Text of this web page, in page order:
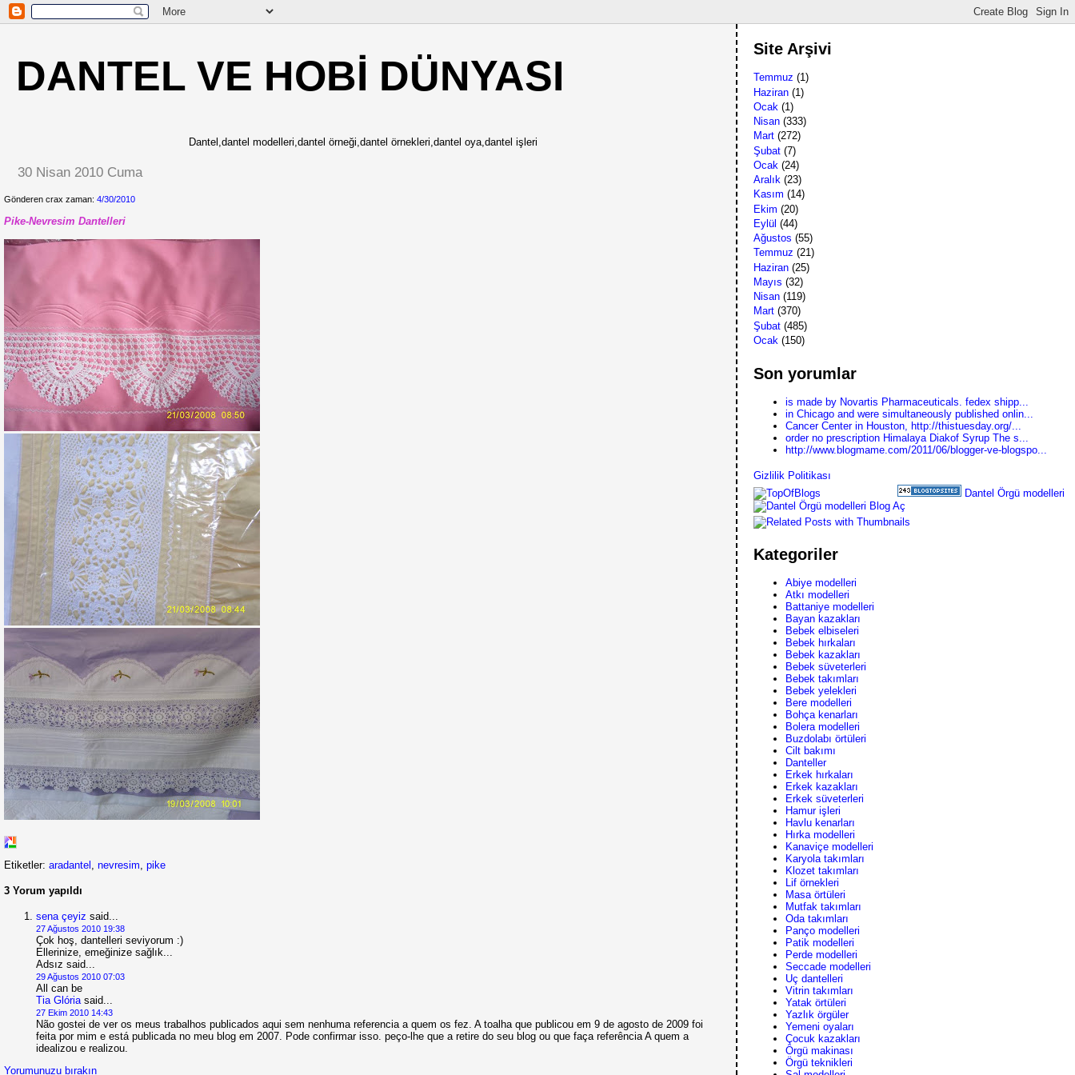
DANTEL VE HOBİ DÜNYASI
Dantel,dantel modelleri,dantel örneği,dantel örnekleri,dantel oya,dantel işleri
30 Nisan 2010 Cuma
Gönderen crax zaman: 4/30/2010
Pike-Nevresim Dantelleri
Etiketler: aradantel nevresim pike
3 Yorum yapıldı
sena çeyiz said...
27 Ağustos 2010 19:38
Çok hoş, dantelleri seviyorum :)
Ellerinize, emeğinize sağlık...
Adsız said...
29 Ağustos 2010 07:03
All can be
Tia Glóriasaid...
27 Ekim 2010 14:43
Não gostei de ver os meus trabalhos publicados aqui sem nenhuma referencia a quem os fez. A toalha que publicou em 9 de agosto de 2009 foi
feita por mim e está publicada no meu blog em 2007. Pode confirmar isso. peço-lhe que a retire do seu blog ou que faça referência A quem a
idealizou e realizou.
Yorumunuzu bırakın
Site Arşivi
Temmuz (1)
Haziran (1)
Ocak (1)
Nisan (333)
Mart (272)
Şubat (7)
Ocak (24)
Aralık (23)
Kasım (14)
Ekim (20)
Eylül (44)
Ağustos (55)
Temmuz (21)
Haziran (25)
Mayıs (32)
Nisan (119)
Mart (370)
Şubat (485)
Ocak (150)
Son yorumlar
is made by Novartis Pharmaceuticals. fedex shipp...
in Chicago and were simultaneously published onlin...
Cancer Center in Houston, http://thistuesday.org/...
order no prescription Himalaya Diakof Syrup The s...
http://www.blogmame.com/2011/06/blogger-ve-blogspo...
Gizlilik Politikası
Dantel Örgü modelleri
Blog Aç
Kategoriler
Abiye modelleri
Atkı modelleri
Battaniye modelleri
Bayan kazakları
Bebek elbiseleri
Bebek hırkaları
Bebek kazakları
Bebek süveterleri
Bebek takımları
Bebek yelekleri
Bere modelleri
Bohça kenarları
Bolera modelleri
Buzdolabı örtüleri
Cilt bakımı
Danteller
Erkek hırkaları
Erkek kazakları
Erkek süveterleri
Hamur işleri
Havlu kenarları
Hırka modelleri
Kanaviçe modelleri
Karyola takımları
Klozet takımları
Lif örnekleri
Masa örtüleri
Mutfak takımları
Oda takımları
Panço modelleri
Patik modelleri
Perde modelleri
Seccade modelleri
Uç dantelleri
Vitrin takımları
Yatak örtüleri
Yazlık örgüler
Yemeni oyaları
Çocuk kazakları
Örgü makinası
Örgü teknikleri